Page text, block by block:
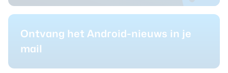
Ontvang het Android-nieuws in je
mail